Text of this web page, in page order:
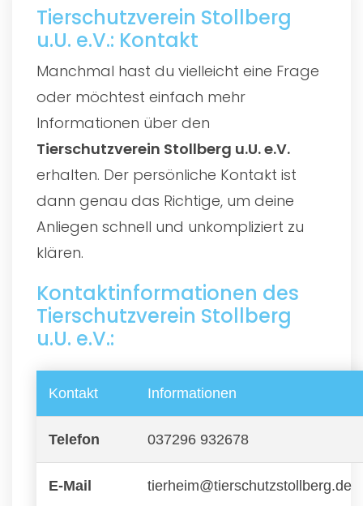
Tierschutzverein Stollberg
u.U. e.V.: Kontakt
Manchmal hast du vielleicht eine Frage
oder möchtest einfach mehr
Informationen über den
Tierschutzverein Stollberg u.U. e.V.
erhalten. Der persönliche Kontakt ist
dann genau das Richtige, um deine
Anliegen schnell und unkompliziert zu
klären.
Kontaktinformationen des
Tierschutzverein Stollberg
u.U. e.V.:
Kontakt Informationen
Telefon 037296 932678
E-Mail tierheim@tierschutzstollberg.de